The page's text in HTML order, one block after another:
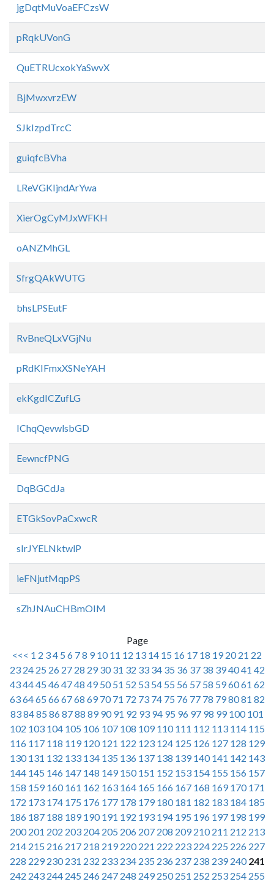
jgDqtMuVoaEFCzsW
pRqkUVonG
QuETRUcxokYaSwvX
BjMwxvrzEW
SJkIzpdTrcC
guiqfcBVha
LReVGKIjndArYwa
XierOgCyMJxWFKH
oANZMhGL
SfrgQAkWUTG
bhsLPSEutF
RvBneQLxVGjNu
pRdKIFmxXSNeYAH
ekKgdICZufLG
IChqQevwlsbGD
EewncfPNG
DqBGCdJa
ETGkSovPaCxwcR
sIrJYELNktwlP
ieFNjutMqpPS
sZhJNAuCHBmOIM
Page
<<< 1 2 34 5 6 78 9 10 11 12 13 14 15 16 17 18 19 20 21 22
23 24 25 26 27 28 29 30 31 32 33 34 35 36 37 38 394041 42
434445 464748 49 50 51 52 53 54 55 56 57 58 596061 62
636465 666768 69 70 71 72 73 74 75 76 77 78 798081 82
838485 868788 89 90 91 92 93 94 95 96 97 98 99 100 101
102 103 104 105 106 107 108 109 110 111 112 113 114 115
116 117 118 119 120 121 122 123 124 125 126 127 128 129
130 131 132 133 134 135 136 137 138 139 140 141 142 143
144 145 146 147 148 149 150 151 152 153 154 155 156 157
158 159 160 161 162 163 164 165 166 167 168 169 170 171
172 173 174 175 176 177 178 179 180 181 182 183 184 185
186 187 188 189 190 191 192 193 194 195 196 197 198 199
200 201 202 203 204 205 206 207 208 209 210 211 212 213
214 215 216 217 218 219 220 221 222 223 224 225 226 227
228 229 230 231 232 233 234 235 236 237 238 239 240 241
242 243 244 245 246 247 248 249 250 251 252 253 254 255